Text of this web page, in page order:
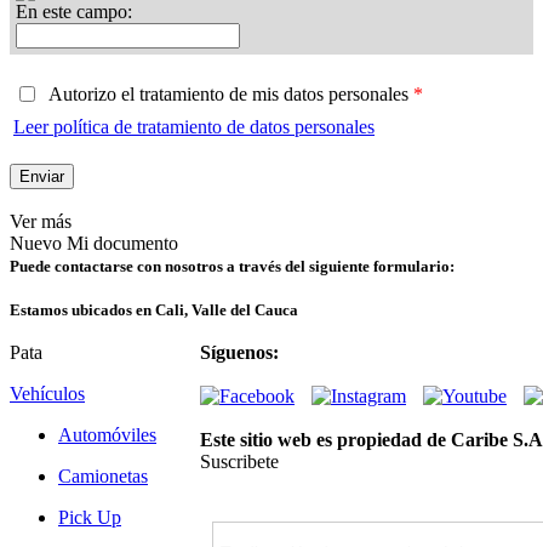
En este campo:
Autorizo el tratamiento de mis datos personales *
Leer política de tratamiento de datos personales
Ver más
Nuevo Mi documento
Puede contactarse con nosotros a través del siguiente formulario:
Estamos ubicados en Cali, Valle del Cauca
Pata
Vehículos
Automóviles
Camionetas
Pick Up
Síguenos:
Este sitio web es propiedad de Caribe
Suscribete